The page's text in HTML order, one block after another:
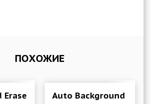
ПОХОЖИЕ
Magic Eraser 1.3.4.7 Mod
Auto Background